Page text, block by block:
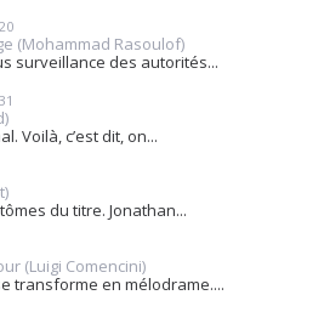
(Mohammad Rasoulof)
surveillance des autorités...
Voilà, c’est dit, on...
du titre. Jonathan...
(Luigi Comencini)
transforme en mélodrame....